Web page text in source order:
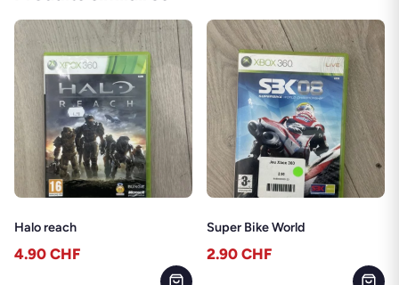
Halo reach
4.90 CHF
Super Bike World
2.90 CHF